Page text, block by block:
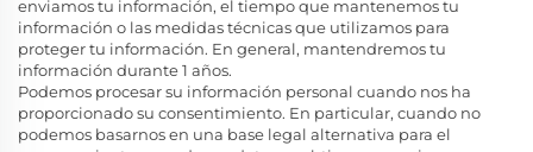
enviamos tu información, el tiempo que mantenemos tu
información o las medidas técnicas que utilizamos para
proteger tu información. En general, mantendremos tu
información durante 1 años.
Podemos procesar su información personal cuando nos ha
proporcionado su consentimiento. En particular, cuando no
podemos basarnos en una base legal alternativa para el